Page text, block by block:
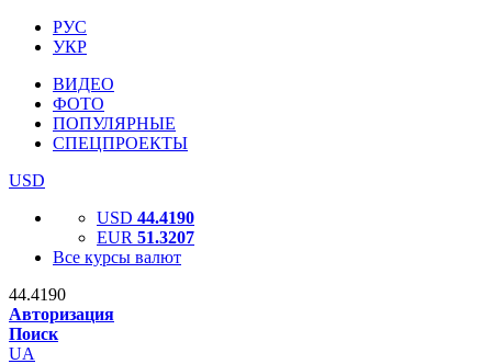
РУС
УКР
ВИДЕО
ФОТО
ПОПУЛЯРНЫЕ
СПЕЦПРОЕКТЫ
USD
USD 44.4190
EUR 51.3207
Все курсы валют
44.4190
Авторизация
Поиск
UA